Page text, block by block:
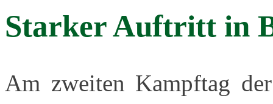
Starker Auftritt in
Am zweiten Kampftag